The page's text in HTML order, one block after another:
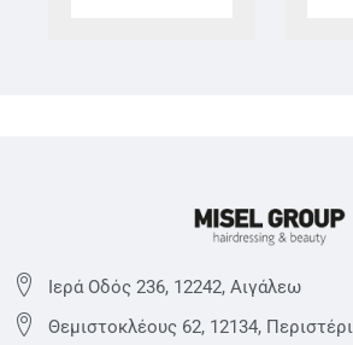
Ιερά Οδός 236, 12242, Αιγάλεω
Θεμιστoκλέους 62, 12134, Περιστέρι